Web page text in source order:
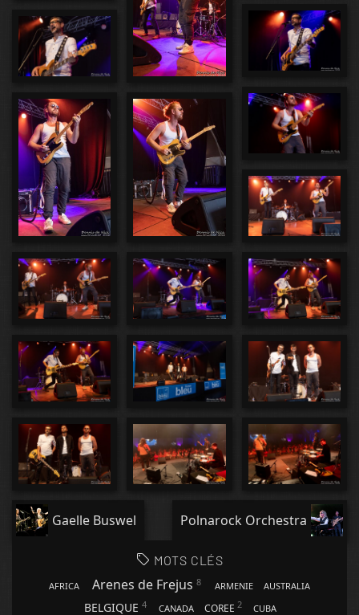
Gaelle Buswel Polnarock Orchestra
MOTS CLÉS
AFRICA Arenes de Frejus 8 ARMENIE AUSTRALIA
BELGIQUE 4 CANADA COREE 2 CUBA